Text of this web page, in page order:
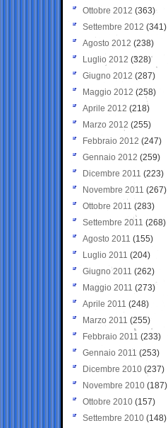
Ottobre 2012 (363)
Settembre 2012 (341)
Agosto 2012 (238)
Luglio 2012 (328)
Giugno 2012 (287)
Maggio 2012 (258)
Aprile 2012 (218)
Marzo 2012 (255)
Febbraio 2012 (247)
Gennaio 2012 (259)
Dicembre 2011 (223)
Novembre 2011 (267)
Ottobre 2011 (283)
Settembre 2011 (268)
Agosto 2011 (155)
Luglio 2011 (204)
Giugno 2011 (262)
Maggio 2011 (273)
Aprile 2011 (248)
Marzo 2011 (255)
Febbraio 2011 (233)
Gennaio 2011 (253)
Dicembre 2010 (237)
Novembre 2010 (187)
Ottobre 2010 (157)
Settembre 2010 (148)